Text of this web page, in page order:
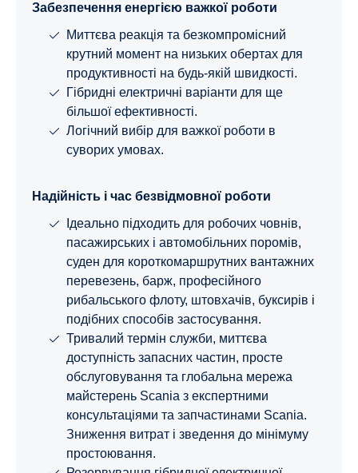
Забезпечення енергією важкої роботи
Миттєва реакція та безкомпромісний
крутний момент на низьких обертах для
продуктивності на будь-якій швидкості.
Гібридні електричні варіанти для ще
більшої ефективності.
Логічний вибір для важкої роботи в
суворих умовах.
Надійність і час безвідмовної роботи
Ідеально підходить для робочих човнів,
пасажирських і автомобільних поромів,
суден для короткомаршрутних вантажних
перевезень, барж, професійного
рибальського флоту, штовхачів, буксирів і
подібних способів застосування.
Тривалий термін служби, миттєва
доступність запасних частин, просте
обслуговування та глобальна мережа
майстерень Scania з експертними
консультаціями та запчастинами Scania.
Зниження витрат і зведення до мінімуму
простоювання.